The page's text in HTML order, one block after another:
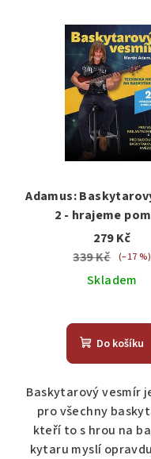
Adamus:
2 - hrajeme
279 Kč
339 Kč
(–17 %)
Skladem
Do košíku
Baskytarový vesmír
pro všechny
kteří to s hrou na
kytaru myslí